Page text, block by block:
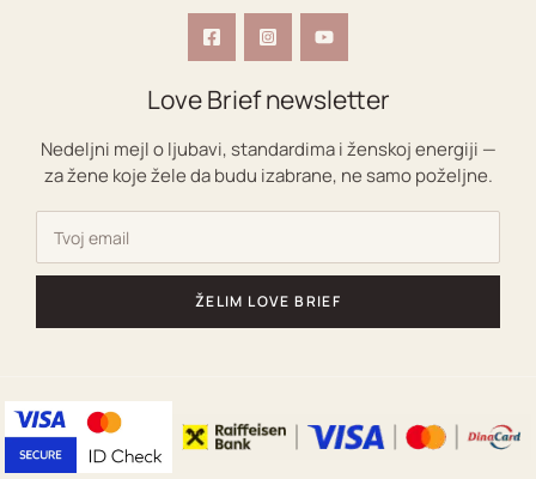
Love Brief newsletter
Nedeljni mejl o ljubavi, standardima i ženskoj energiji —
za žene koje žele da budu izabrane, ne samo poželjne.
ŽELIM LOVE BRIEF